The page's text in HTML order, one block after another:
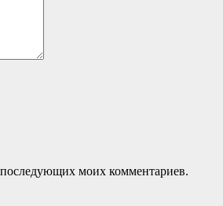
последующих моих комментариев.